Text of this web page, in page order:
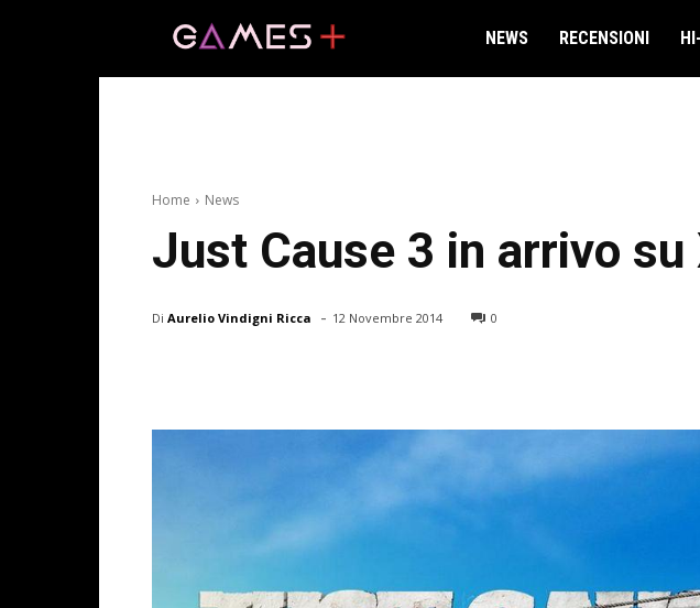
NEWS RECENSIONI
Home News
Just Cause 3 in arrivo su
Di Aurelio Vindigni Ricca - 12 Novembre 2014 0